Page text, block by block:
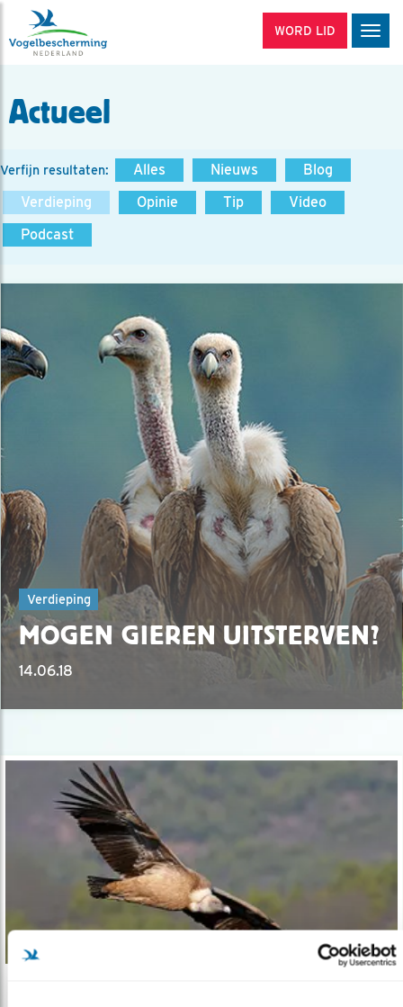
WORD LID
Actueel
Verfijn resultaten: Alles Nieuws
Blog
Verdieping
Opinie Tip
Video
Podcast
Verdieping
MOGEN GIEREN UITSTERVEN?
14.06.18